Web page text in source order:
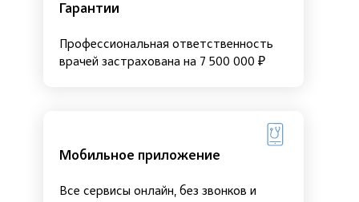
Гарантии
Профессиональная ответственность
врачей застрахована на 7 500 000 ₽
Мобильное приложение
Все сервисы онлайн, без звонков и